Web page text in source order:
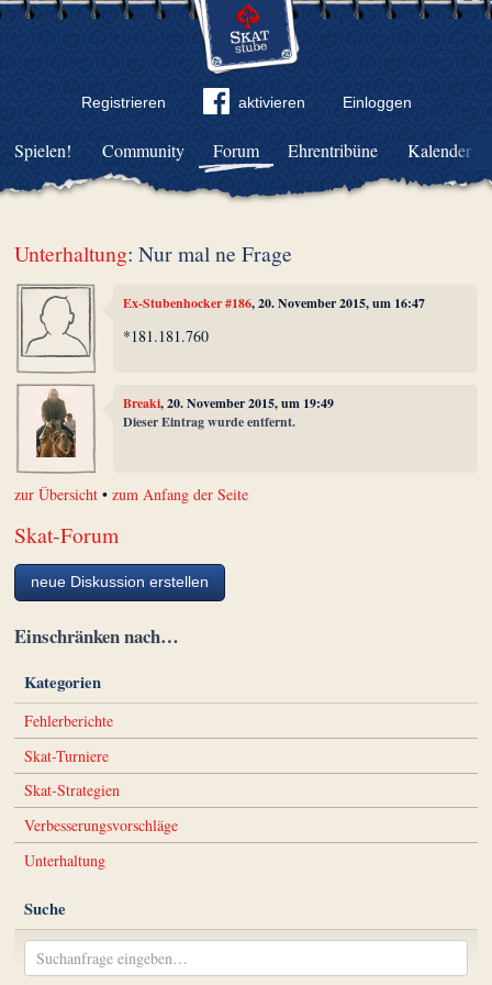
Registrieren aktivieren Einloggen
Community Forum Ehrentribüne Kalender
Spielen!
Unterhaltung: Nur mal ne Frage
Ex-Stubenhocker #186, 20. November 2015, um 16:47
*181.181.760
Breaki, 20. November 2015, um 19:49
Dieser Eintrag wurde entfernt.
zur Übersicht •zum Anfang der Seite
Skat-Forum
neue Diskussion erstellen
Einschränken nach…
Kategorien
Fehlerberichte
Skat-Turniere
Skat-Strategien
Verbesserungsvorschläge
Unterhaltung
Suche